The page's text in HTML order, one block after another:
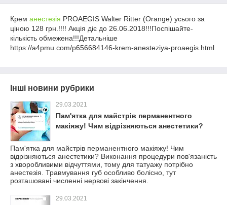
Крем анестезія PROAEGIS Walter Ritter (Orange) усього за
ціною 128 грн.!!!! Акція діє до 26.06.2018!!!Поспішайте-
кількість обмежена!!!Детальніше
https://a4pmu.com/p656684146-krem-anesteziya-proaegis.html
Інші новини рубрики
29.03.2021
Пам'ятка для майстрів перманентного
макіяжу! Чим відрізняються анестетики?
Пам'ятка для майстрів перманентного макіяжу! Чим
відрізняються анестетики? Виконання процедури пов'язаність
з хворобливими відчуттями, тому для татуажу потрібно
анестезія. Травмування губ особливо болісно, тут
розташовані численні нервові закінчення.
29.03.2021